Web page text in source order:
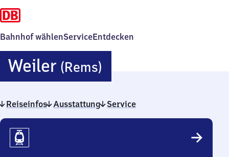
Bahnhof wählenServiceEntdecken
Weiler (Rems)
(Rems)
Reiseinfos Ausstattung Service
Reiseinfos